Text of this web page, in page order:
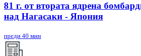
81 г. от втората ядрена
над Нагасаки - Япония
преди 40 мин